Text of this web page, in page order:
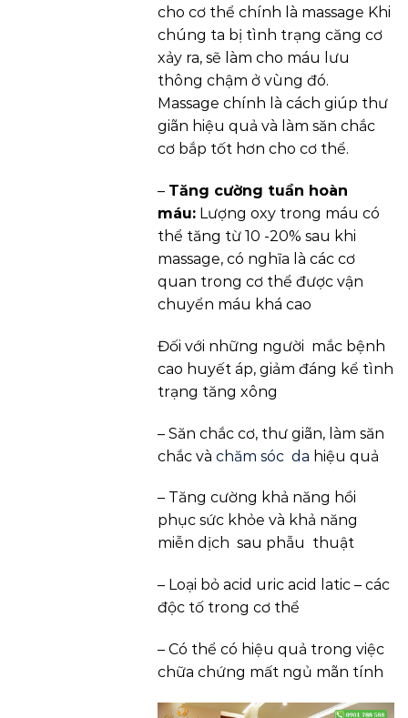
cho cơ thể chính là massage Khi
chúng ta bị tình trạng căng cơ
xảy ra, sẽ làm cho máu lưu
thông chậm ở vùng đó.
Massage chính là cách giúp thư
giãn hiệu quả và làm săn chắc
cơ bắp tốt hơn cho cơ thể.
– Tăng cường tuần hoàn
máu: Lượng oxy trong máu có
thể tăng từ 10 -20% sau khi
massage, có nghĩa là các cơ
quan trong cơ thể được vận
chuyển máu khá cao
Đối với những người mắc bệnh
cao huyết áp, giảm đáng kể tình
trạng tăng xông
– Săn chắc cơ, thư giãn, làm săn
chắc vàchăm sóc da hiệu quả
– Tăng cường khả năng hồi
phục sức khỏe và khả năng
miễn dịch sau phẫu thuật
– Loại bỏ acid uric acid latic – các
độc tố trong cơ thể
– Có thể có hiệu quả trong việc
chữa chứng mất ngủ mãn tính